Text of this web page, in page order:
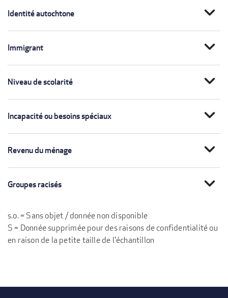
Identité autochtone expand_more
Immigrant expand_more
Niveau de scolarité expand_more
Incapacité ou besoins spéciaux expand_more
Revenu du ménage expand_more
Groupes racisés expand_more
s.o. = Sans objet / donnée non disponible
S = Donnée supprimée pour des raisons de confidentialité ou
en raison de la petite taille de l'échantillon